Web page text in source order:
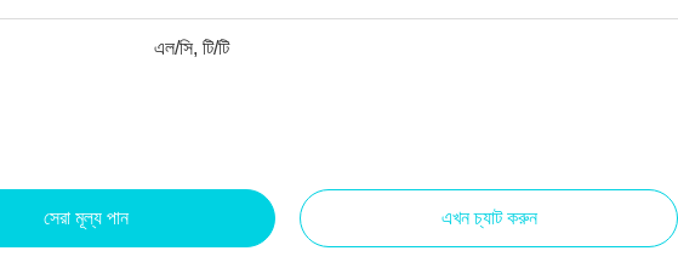
এল/সি, টি/টি
সেরা মূল্য পান এখন চ্যাট করুন